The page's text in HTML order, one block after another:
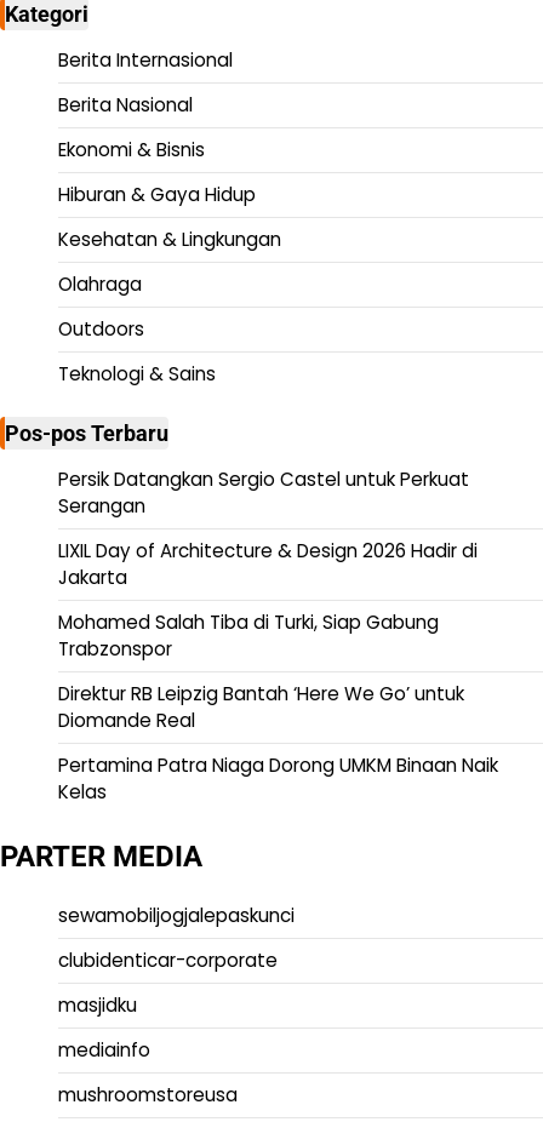
Kategori
Berita Internasional
Berita Nasional
Ekonomi & Bisnis
Hiburan & Gaya Hidup
Kesehatan & Lingkungan
Olahraga
Outdoors
Teknologi & Sains
Pos-pos Terbaru
Persik Datangkan Sergio Castel untuk Perkuat
Serangan
LIXIL Day of Architecture & Design 2026 Hadir di
Jakarta
Mohamed Salah Tiba di Turki, Siap Gabung
Trabzonspor
Direktur RB Leipzig Bantah ‘Here We Go’ untuk
Diomande Real
Pertamina Patra Niaga Dorong UMKM Binaan Naik
Kelas
PARTER MEDIA
sewamobiljogjalepaskunci
clubidenticar-corporate
masjidku
mediainfo
mushroomstoreusa